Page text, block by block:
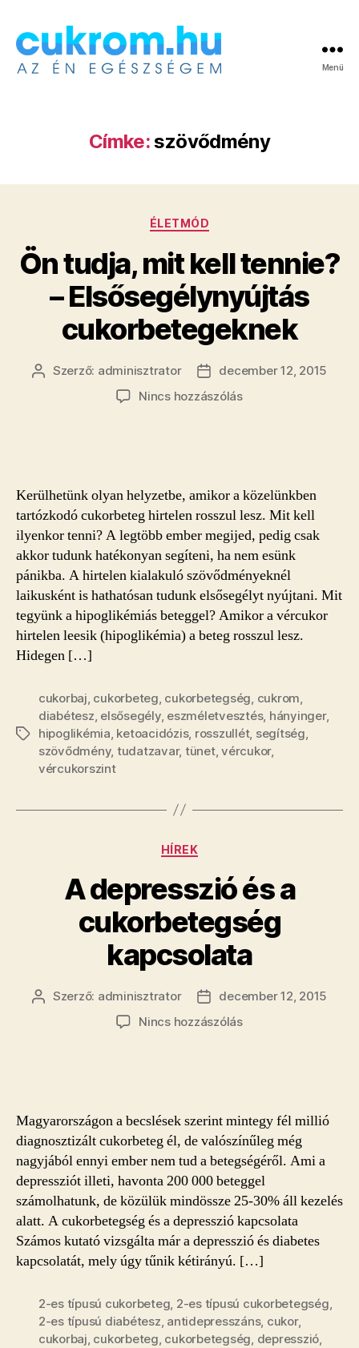
Menü
Címke:szövődmény
Kategóriák
ÉLETMÓD
Ön tudja, mit kell tennie?
– Elsősegélynyújtás
cukorbetegeknek
Bejegyzés
Szerző: adminisztrator
Bejegyzés
dátuma
december 12, 2015
Nincs hozzászólása(z)
–
Elsősegélynyújtás
cukorbetegeknek
bejegyzéshez
Kerülhetünk olyan helyzetbe, amikor a közelünkben
tartózkodó cukorbeteg hirtelen rosszul lesz. Mit kell
ilyenkor tenni? A legtöbb ember megijed, pedig csak
akkor tudunk hatékonyan segíteni, ha nem esünk
pánikba. A hirtelen kialakuló szövődményeknél
laikusként is hathatósan tudunk elsősegélyt nyújtani. Mit
tegyünk a hipoglikémiás beteggel? Amikor a vércukor
hirtelen leesik (hipoglikémia) a beteg rosszul lesz.
Hidegen […]
Címkék
cukorbaj cukorbeteg cukorbetegség cukrom
diabétesz elsősegély, eszméletvesztés, hányinger,
hipoglikémia ketoacidózis, rosszullét, segítség
szövődmény, tudatzavar, tünet,vércukor,
vércukorszint
Kategóriák
HÍREK
A depresszió és a
cukorbetegség
kapcsolata
Bejegyzés
Szerző: adminisztrator
Bejegyzés
dátuma
december 12, 2015
Nincs hozzászólása(z)
kapcsolata
bejegyzéshez
Magyarországon a becslések szerint mintegy fél millió
diagnosztizált cukorbeteg él, de valószínűleg még
nagyjából ennyi ember nem tud a betegségéről. Ami a
depressziót illeti, havonta 200 000 beteggel
számolhatunk, de közülük mindössze 25-30% áll kezelés
alatt. A cukorbetegség és a depresszió kapcsolata
Számos kutató vizsgálta már a depresszió és diabetes
kapcsolatát, mely úgy tűnik kétirányú. […]
2-es típusú cukorbeteg, 2-es típusú cukorbetegség,
2-es típusú diabétesz, antidepresszáns, cukor,
cukorbaj, cukorbeteg, cukorbetegség, depresszió,